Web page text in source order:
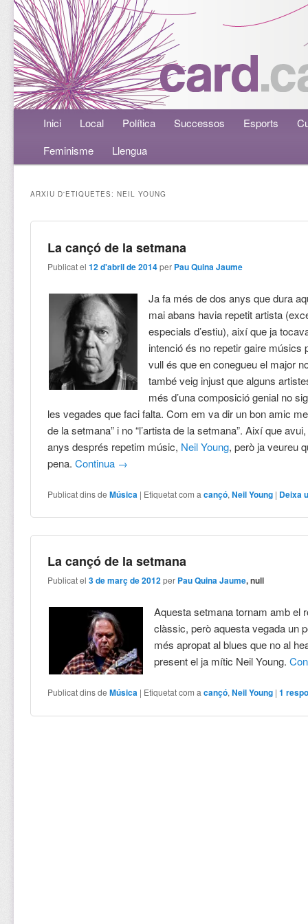
Menú principalAneu al contingut principal
Aneu al contingut secundari
Inici Local Política Successos Esports
Feminisme
Llengua
ARXIU D'ETIQUETES:NEIL YOUNG
La cançó de la setmana
Publicat el12 d'abril de 2014 per Pau Quina Jaume
Ja fa més de dos anys que dura
mai abans havia repetit artista
especials d’estiu), així que ja
intenció és no repetir gaire músics
vull és que en conegueu el major
també veig injust que alguns
més d’una composició genial no
les vegades que faci falta. Com em va dir un bon amic
de la setmana” i no “l’artista de la setmana”. Així que
anys després repetim músic, Neil Young, però ja veureu
pena.Continua →
Publicat dins de Música | Etiquetat com a cançó,Neil Young | Deixa
La cançó de la setmana
Publicat el3 de març de 2012 per Pau Quina Jaume, null
Aquesta setmana tornam amb el
clàssic, però aquesta vegada un
més apropat al blues que no al
present el ja mític Neil Young.
Publicat dins de Música | Etiquetat com a cançó,Neil Young |1